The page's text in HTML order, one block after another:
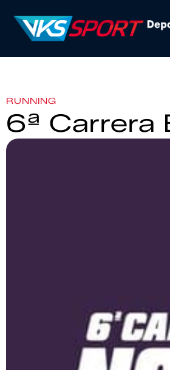
RUNNING
6ª Carrera